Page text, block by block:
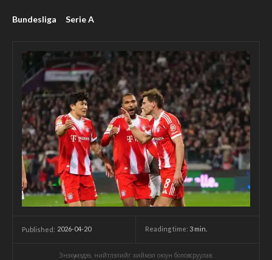
Bundesliga Serie A
Published: 2026-04-20 Reading time: 3 min.
Энэхүү мэдээ, нийтлэлийг хиймэл оюун боловсруулав.